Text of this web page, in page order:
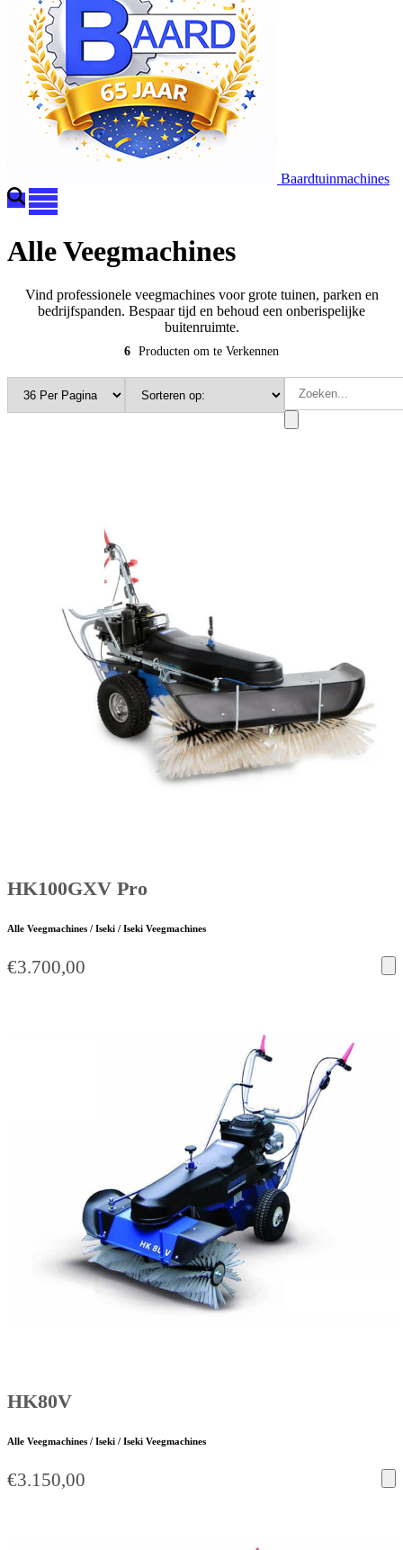
Baardtuinmachines
Alle Veegmachines
Vind professionele veegmachines voor grote tuinen, parken en
bedrijfspanden. Bespaar tijd en behoud een onberispelijke
buitenruimte.
6 Producten om te Verkennen
HK100GXV Pro
Alle Veegmachines / Iseki / Iseki Veegmachines
€3.700,00
HK80V
Alle Veegmachines / Iseki / Iseki Veegmachines
€3.150,00